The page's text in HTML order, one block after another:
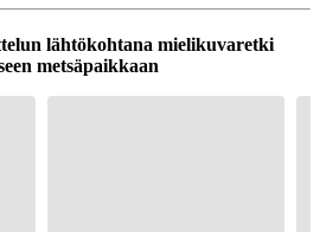
lähtökohtana mielikuvaretki
metsäpaikkaan